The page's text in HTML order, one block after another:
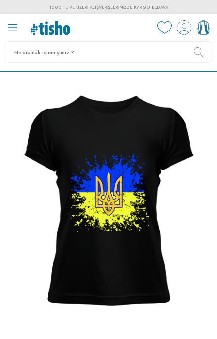
1000 TL VE ÜZERI ALIŞVERIŞLERINIZDE KARGO BEDAVA